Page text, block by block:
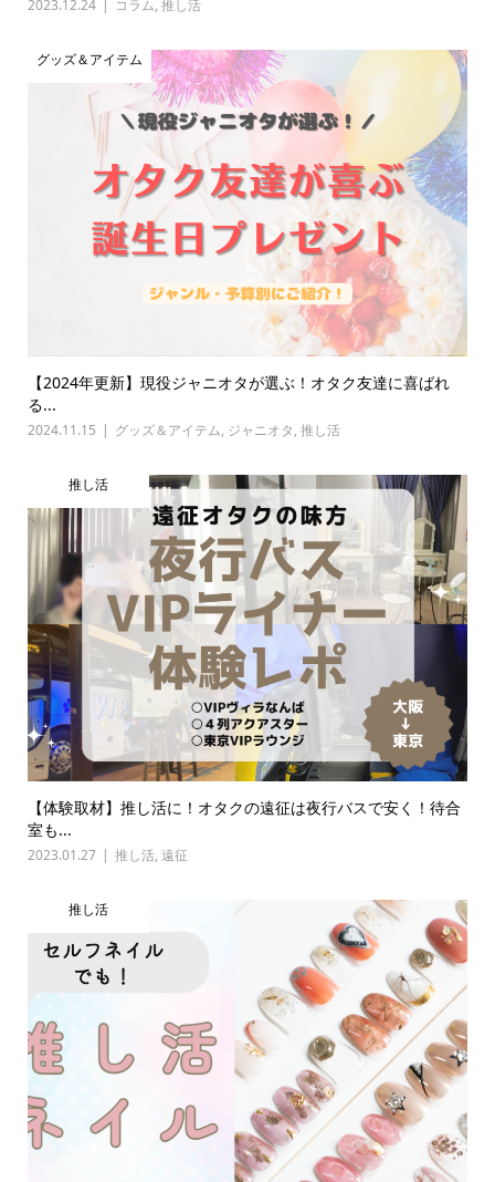
2023.12.24 コラム, 推し活
グッズ＆アイテム
【2024年更新】現役ジャニオタが選ぶ！オタク友達に喜ばれ
る...
2024.11.15 グッズ＆アイテム, ジャニオタ, 推し活
推し活
【体験取材】推し活に！オタクの遠征は夜行バスで安く！待合
室も...
2023.01.27 推し活, 遠征
推し活